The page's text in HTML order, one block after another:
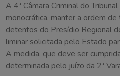
A 4ª Câmara Criminal do
monocrática, manter a ordem
detentos do Presídio Regional
liminar solicitada pelo Estado
A medida, que deve ser
determinada pelo juízo da 2ª